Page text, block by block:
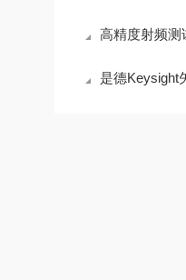
高精度射频测试利器：安捷伦
是德Keysight矢量